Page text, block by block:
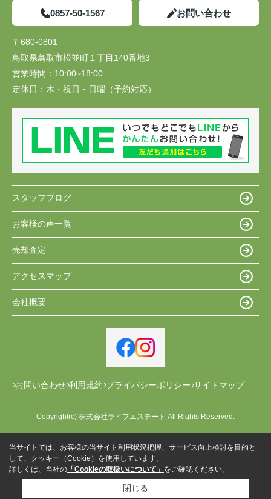
0857-50-1567 お問い合わせ
〒680-0801
鳥取県鳥取市松並町１丁目140番地3
営業時間： 10:00~18:00
定休日： 木・祝日・日曜（予約対応）
スタッフブログ
お客様の声一覧
売却査定
アクセスマップ
会社概要
お問い合わせ 利用規約 プライバシーポリシー サイトマップ
Copyright(c) 株式会社ライフエステート All Rights Reserved.
当サイトでは、お客様の当サイト利用状況把握、サービス向上検討を目的と
して、クッキー（Cookie）を使用しています。
詳しくは、当社の 「Cookieの取扱いについて」 をご確認ください。
閉じる